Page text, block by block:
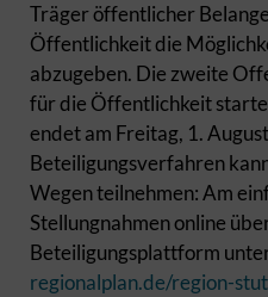
Träger öffentlicher
Öffentlichkeit die
abzugeben. Die zweite
für die Öffentlichkeit
endet am Freitag, 1.
Beteiligungsverfahren
Wegen teilnehmen: Am
Stellungnahmen online
Beteiligungsplattform
regionalplan.de/region-